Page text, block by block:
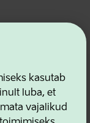
kasutab
luba, et
vajalikud